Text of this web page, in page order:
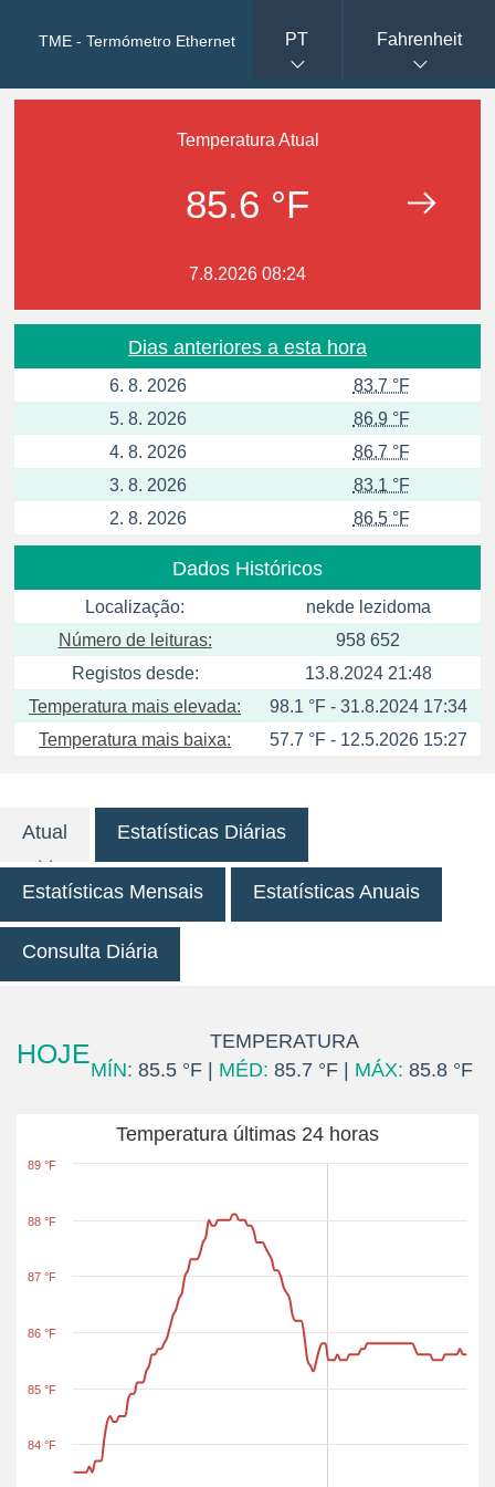
TME - Termómetro Ethernet PT Fahrenheit
Temperatura Atual
85.6 °F
7.8.2026 08:24
Dias anteriores a esta hora
6. 8. 2026
83.7 °F
5. 8. 2026
86.9 °F
4. 8. 2026
86.7 °F
3. 8. 2026
83.1 °F
2. 8. 2026
86.5 °F
Dados Históricos
Localização:
nekde lezidoma
Número de leituras:
958 652
Registos desde:
13.8.2024 21:48
Temperatura mais elevada:
98.1 °F - 31.8.2024 17:34
Temperatura mais baixa:
57.7 °F - 12.5.2026 15:27
Atual Estatísticas Diárias
Estatísticas Mensais Estatísticas Anuais
Consulta Diária
HOJE
TEMPERATURA
MÍN: 85.5 °F | MÉD: 85.7 °F | MÁX: 85.8 °F
Temperatura últimas 24 horas
84 °F
85 °F
86 °F
87 °F
88 °F
89 °F